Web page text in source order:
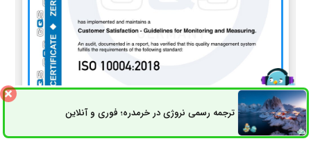
ترجمه رسمی نروژی در خرمدره؛ فوری و آنلاینثبت سفارش راه های ارتباطی